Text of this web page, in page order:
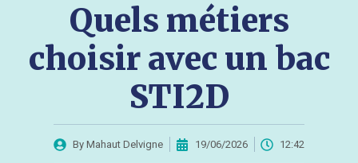
Quels métiers
choisir avec un bac
STI2D
By Mahaut Delvigne 19/06/2026 12:42